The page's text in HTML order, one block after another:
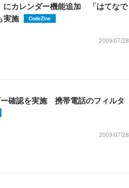
にカレンダー機能追加 「はてなで
実施
CodeZine
2009/07/28
確認を実施 携帯電話のフィルタ
2009/07/28